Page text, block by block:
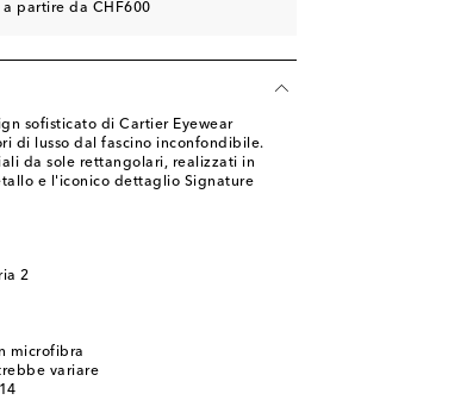
partire da CHF600
sofisticato di Cartier Eyewear
di lusso dal fascino inconfondibile.
da sole rettangolari, realizzati in
e l'iconico dettaglio Signature
2
microfibra
variare